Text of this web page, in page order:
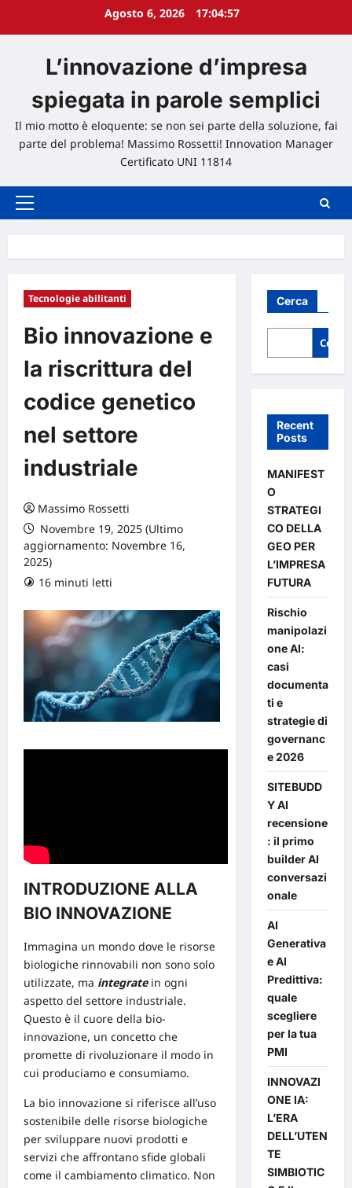
Agosto 6, 2026 17:04:59
L’innovazione d’impresa
spiegata in parole semplici
Il mio motto è eloquente: se non sei parte della soluzione, fai
parte del problema! Massimo Rossetti! Innovation Manager
Certificato UNI 11814
Menu
Tecnologie abilitanti
Bio innovazione e
la riscrittura del
codice genetico
nel settore
industriale
Massimo Rossetti
Novembre 19, 2025 (Ultimo
aggiornamento: Novembre 16,
2025)
16 minuti letti
INTRODUZIONE ALLA
BIO INNOVAZIONE
Immagina un mondo dove le risorse
biologiche rinnovabili non sono solo
utilizzate, ma integratein ogni
aspetto del settore industriale.
Questo è il cuore della bio-
innovazione, un concetto che
promette di rivoluzionare il modo in
cui produciamo e consumiamo.
La bio innovazione si riferisce all’uso
sostenibile delle risorse biologiche
per sviluppare nuovi prodotti e
servizi che affrontano sfide globali
come il cambiamento climatico. Non
Cerca
Cerca
Recent
Posts
MANIFEST
O
STRATEGI
CO DELLA
GEO PER
L’IMPRESA
FUTURA
Rischio
manipolazi
one AI:
casi
documenta
ti e
strategie di
governanc
e 2026
SITEBUDD
Y AI
recensione
: il primo
builder AI
conversazi
onale
AI
Generativa
e AI
Predittiva:
quale
scegliere
per la tua
PMI
INNOVAZI
ONE IA:
L’ERA
DELL’UTEN
TE
SIMBIOTIC